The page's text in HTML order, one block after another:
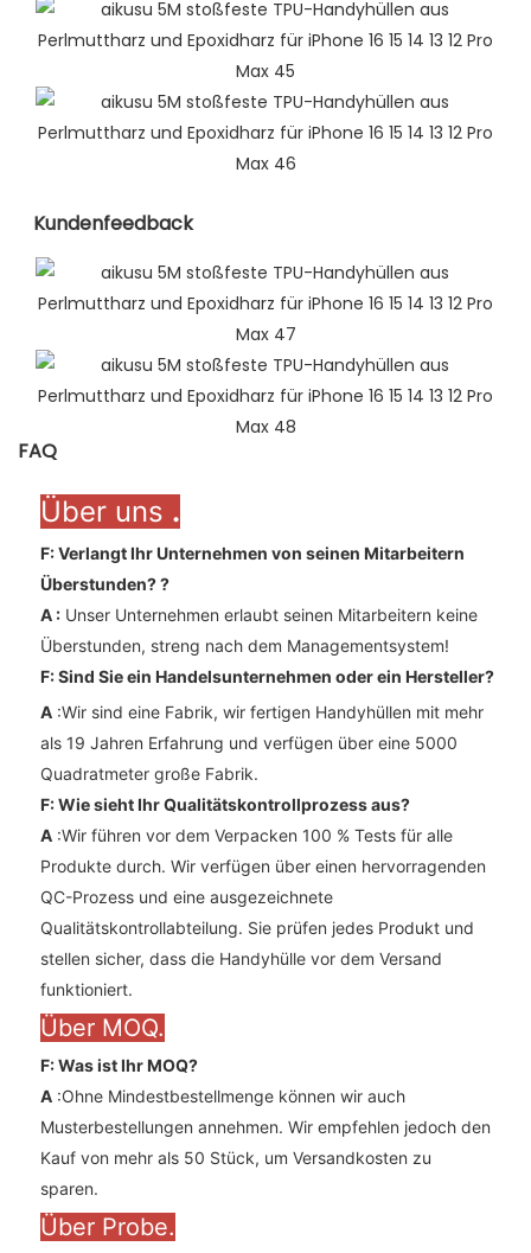
Kundenfeedback
FAQ
Über uns .
F: Verlangt Ihr Unternehmen von seinen Mitarbeitern
Überstunden??
A : Unser Unternehmen erlaubt seinen Mitarbeitern keine
Überstunden, streng nach dem Managementsystem!
F: Sind Sie ein Handelsunternehmen oder ein Hersteller?
A :Wir sind eine Fabrik, wir fertigen Handyhüllen mit mehr
als 19 Jahren Erfahrung und verfügen über eine 5000
Quadratmeter große Fabrik.
F: Wie sieht Ihr Qualitätskontrollprozess aus?
A :Wir führen vor dem Verpacken 100 % Tests für alle
Produkte durch. Wir verfügen über einen hervorragenden
QC-Prozess und eine ausgezeichnete
Qualitätskontrollabteilung. Sie prüfen jedes Produkt und
stellen sicher, dass die Handyhülle vor dem Versand
funktioniert.
Über MOQ.
F: Was ist Ihr MOQ?
A :Ohne Mindestbestellmenge können wir auch
Musterbestellungen annehmen. Wir empfehlen jedoch den
Kauf von mehr als 50 Stück, um Versandkosten zu
sparen.
Über Probe.